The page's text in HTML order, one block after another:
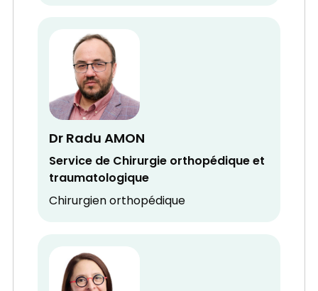
Dr Radu AMON
Service de Chirurgie orthopédique et
traumatologique
Chirurgien orthopédique